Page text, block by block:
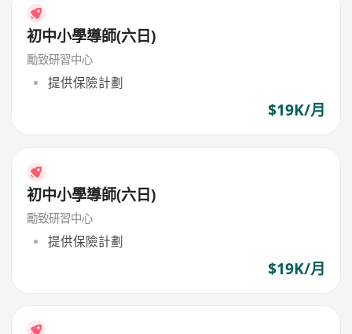
初中小學導師(六日)
勵致研習中心
提供保險計劃
$19K/月
初中小學導師(六日)
勵致研習中心
提供保險計劃
$19K/月